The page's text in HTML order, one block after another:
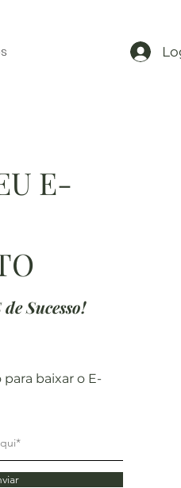
E-
Sucesso!
baixar o E-